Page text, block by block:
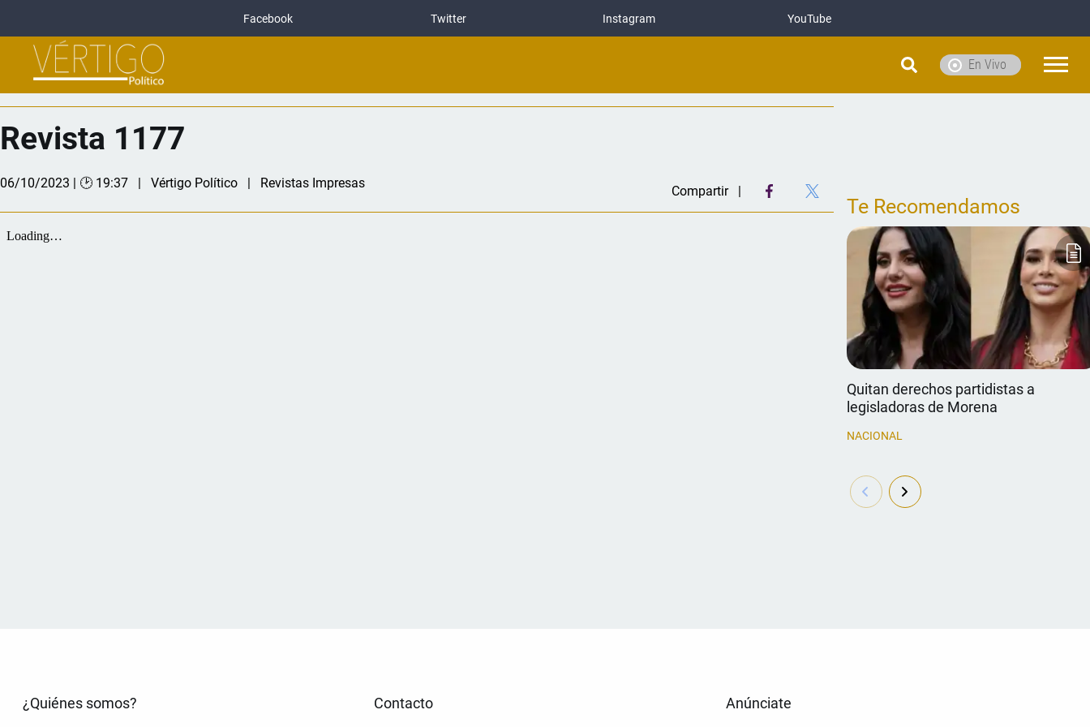
Facebook Twitter Instagram YouTube
En Vivo
Revista 1177
06/10/2023 | 🕑 19:37 Vértigo Político Revistas Impresas
Compartir
Te Recomendamos
Quitan derechos partidistas a
legisladoras de Morena
NACIONAL
¿Quiénes somos? Contacto Anúnciate